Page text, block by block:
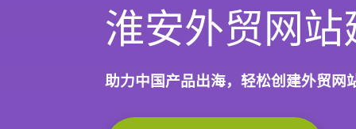
淮安外贸网站
助力中国产品出海，轻松创建外贸网